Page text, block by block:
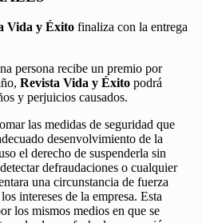
Vida y Éxito finaliza con la entrega
persona recibe un premio por
Revista Vida y Éxito podrá
y perjuicios causados.
las medidas de seguridad que
desenvolvimiento de la
el derecho de suspenderla sin
defraudaciones o cualquier
una circunstancia de fuerza
intereses de la empresa. Esta
los mismos medios en que se